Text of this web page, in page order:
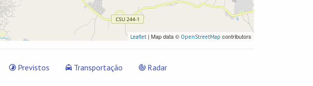
Leaflet | Map data © OpenStreetMap contributors
Previstos Transportação Radar